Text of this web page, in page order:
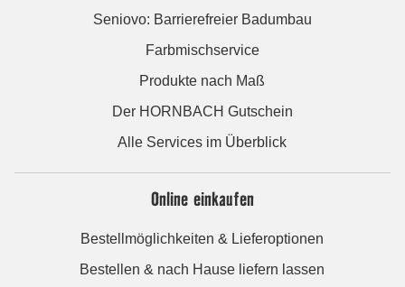
Seniovo: Barrierefreier Badumbau
Farbmischservice
Produkte nach Maß
Der HORNBACH Gutschein
Alle Services im Überblick
Online einkaufen
Bestellmöglichkeiten & Lieferoptionen
Bestellen & nach Hause liefern lassen